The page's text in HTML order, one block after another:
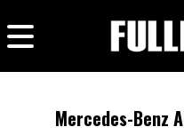
Mercedes-Benz